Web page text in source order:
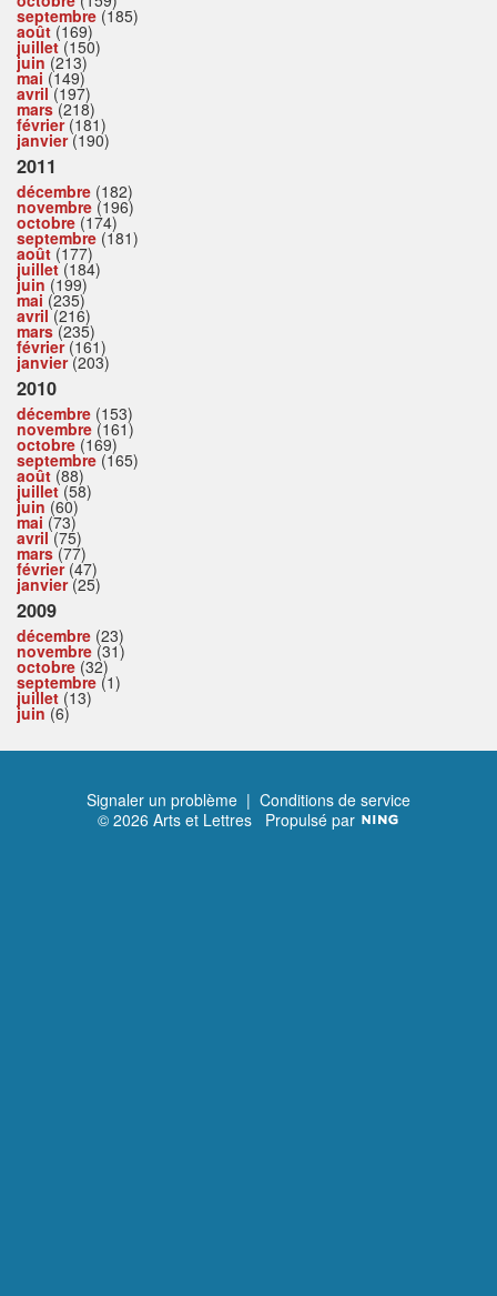
septembre (185)
août (169)
juillet(150)
juin (213)
mai (149)
avril(197)
mars(218)
février(181)
janvier(190)
2011
décembre (182)
novembre (196)
octobre (174)
septembre (181)
août (177)
juillet(184)
juin (199)
mai (235)
avril(216)
mars(235)
février(161)
janvier(203)
2010
décembre (153)
novembre (161)
octobre (169)
septembre (165)
août (88)
juillet(58)
juin (60)
mai (73)
avril(75)
mars(77)
février(47)
janvier(25)
2009
décembre (23)
novembre (31)
octobre (32)
septembre (1)
juillet (13)
juin (6)
Signaler un problème | Conditions de service
© 2026 Arts et Lettres Propulsé par